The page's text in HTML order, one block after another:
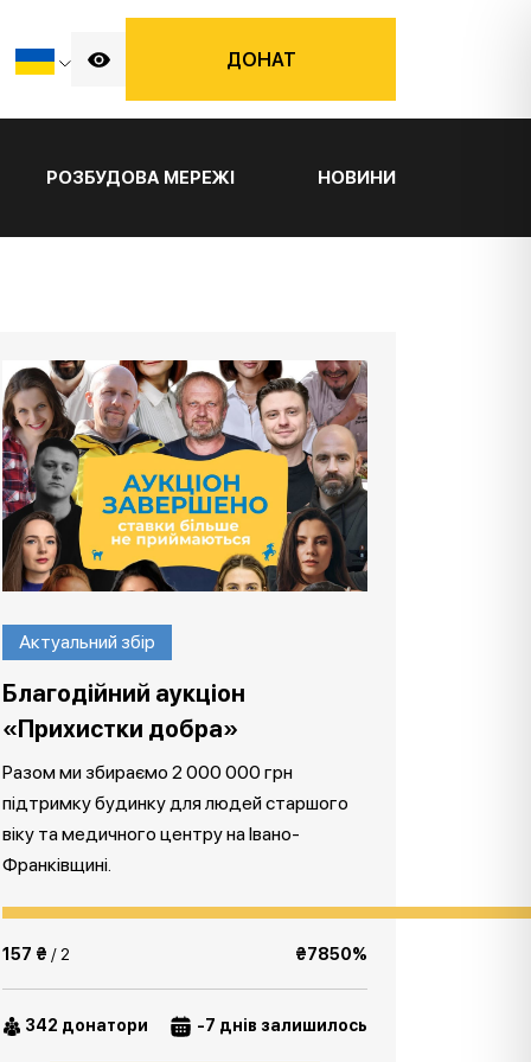
ДОНАТ
РОЗБУДОВА МЕРЕЖІ НОВИНИ
Актуальний збір
Благодійний аукціон
«Прихистки добра»
Разом ми збираємо 2 000 000 грн
підтримку будинку для людей старшого
віку та медичного центру на Івано-
Франківщині.
157 ₴ / 2 ₴7850%
342 донатори -7 днів залишилось